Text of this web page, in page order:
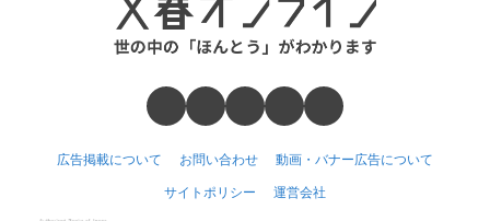
広告掲載について お問い合わせ 動画・バナー広告について
サイトポリシー 運営会社